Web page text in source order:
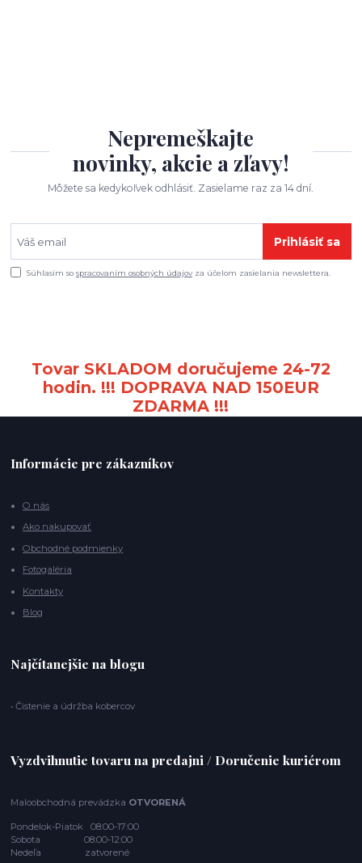
Nepremeškajte
novinky, akcie a zľavy!
Môžete sa kedykoľvek odhlásiť. Zasielame raz za 14 dní.
Prihlásiť sa
Súhlasím sospracovaním osobných údajov za účelom zasielania newslettera.
Tovar SKLADOM doručujeme 24-72
hodin. !!! DOPRAVA NAD 150EUR
ZDARMA !!!
Informácie pre zákazníkov
O nás
Ako nakupovať
Obchodné podmienky
Fotogaléria
Kontakty
Blog
Najčítanejšie na blogu
• Čistenie a údržba kobercov
Vyzdvihnutie tovaru na predajni / Doručenie kuriérom
Maloobchodná prevádzka OTVORENÁ
Pondelok-Piatok 08:00-17:00
Sobota 08:00-12:00
Nedeľa zatvorené